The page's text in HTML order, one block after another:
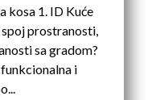
kosa 1. ID Kuće
prostranosti,
sa gradom?
i